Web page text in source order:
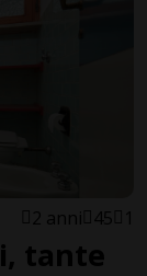
2 anni 45 1
tante